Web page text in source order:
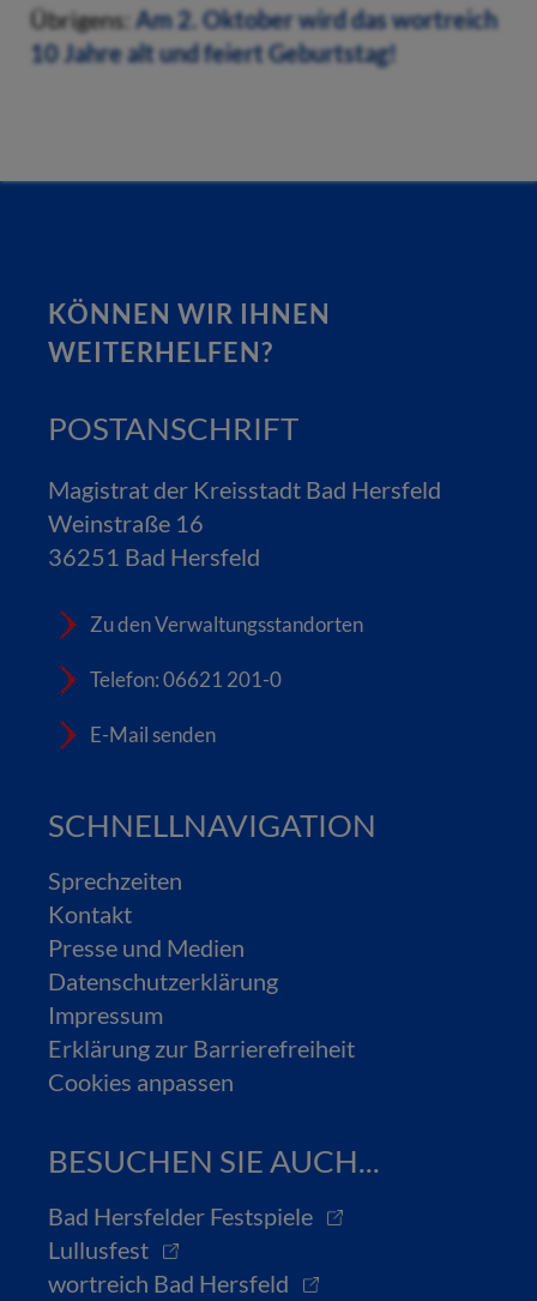
Übrigens:Am 2. Oktober wird das wortreich
10 Jahre alt und feiert Geburtstag!
KÖNNEN WIR IHNEN
WEITERHELFEN?
POSTANSCHRIFT
Magistrat der Kreisstadt Bad Hersfeld
Weinstraße 16
36251 Bad Hersfeld
Zu den Verwaltungsstandorten
Telefon: 06621 201-0
E-Mail senden
SCHNELLNAVIGATION
Sprechzeiten
Kontakt
Presse und Medien
Datenschutzerklärung
Impressum
Erklärung zur Barrierefreiheit
Cookies anpassen
BESUCHEN SIE AUCH...
Bad Hersfelder Festspiele
Lullusfest
wortreich Bad Hersfeld